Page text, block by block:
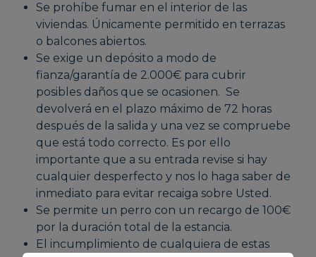
Se prohíbe fumar en el interior de las
viviendas. Únicamente permitido en terrazas
o balcones abiertos.
Se exige un depósito a modo de
fianza/garantía de 2.000€ para cubrir
posibles daños que se ocasionen. Se
devolverá en el plazo máximo de 72 horas
después de la salida y una vez se compruebe
que está todo correcto. Es por ello
importante que a su entrada revise si hay
cualquier desperfecto y nos lo haga saber de
inmediato para evitar recaiga sobre Usted.
Se permite un perro con un recargo de 100€
por la duración total de la estancia.
El incumplimiento de cualquiera de estas